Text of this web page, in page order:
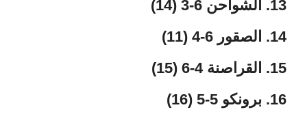
13. الشواحن 6-3 (14)
14. الصقور 6-4 (11)
15. القراصنة 4-6 (15)
16. برونكو 5-5 (16)